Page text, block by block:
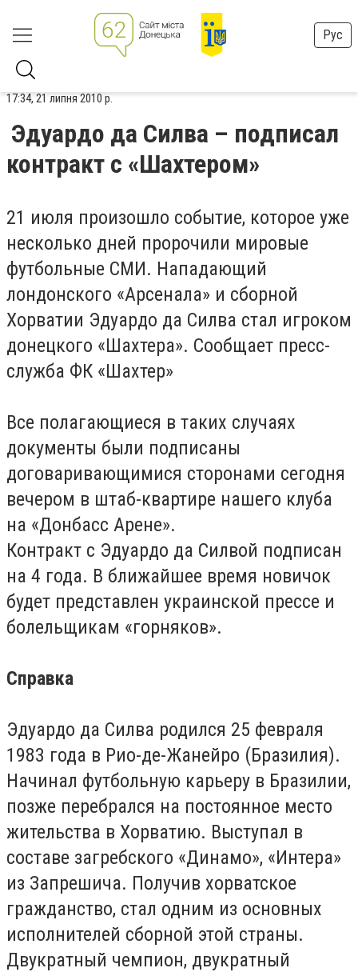
Рус
17:34, 21 липня 2010 р.
Эдуардо да Силва – подписал
контракт с «Шахтером»
21 июля произошло событие, которое уже
несколько дней пророчили мировые
футбольные СМИ. Нападающий
лондонского «Арсенала» и сборной
Хорватии Эдуардо да Силва стал игроком
донецкого «Шахтера». Сообщает пресс-
служба ФК «Шахтер»
Все полагающиеся в таких случаях
документы были подписаны
договаривающимися сторонами сегодня
вечером в штаб-квартире нашего клуба
на «Донбасс Арене».
Контракт с Эдуардо да Силвой подписан
на 4 года. В ближайшее время новичок
будет представлен украинской прессе и
болельщикам «горняков».
Справка
Эдуардо да Силва родился 25 февраля
1983 года в Рио-де-Жанейро (Бразилия).
Начинал футбольную карьеру в Бразилии,
позже перебрался на постоянное место
жительства в Хорватию. Выступал в
составе загребского «Динамо», «Интера»
из Запрешича. Получив хорватское
гражданство, стал одним из основных
исполнителей сборной этой страны.
Двукратный чемпион, двукратный